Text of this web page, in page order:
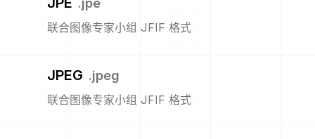
.jpe
联合图像专家小组 JFIF 格式
JPEG .jpeg
联合图像专家小组 JFIF 格式